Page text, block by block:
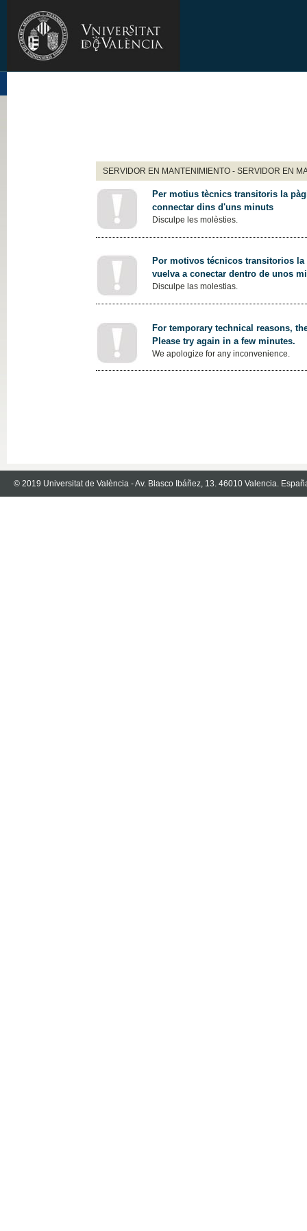
SERVIDOR EN MANTENIMIENTO - SERVIDOR EN
Per motius tècnics transitoris la
connectar dins d'uns minuts
Disculpe les molèsties.
Por motivos técnicos transitorios
vuelva a conectar dentro de unos
Disculpe las molestias.
For temporary technical reasons,
Please try again in a few minutes.
We apologize for any inconvenience.
© 2019 Universitat de València - Av. Blasco Ibáñez, 13. 46010 Valencia.